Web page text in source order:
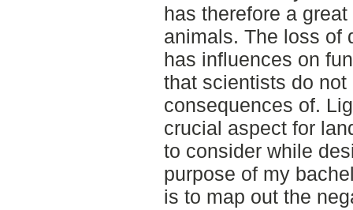
has therefore a
animals. The loss of
has influences on
that scientists do not
consequences of.
crucial aspect for
to consider while
purpose of my
is to map out the